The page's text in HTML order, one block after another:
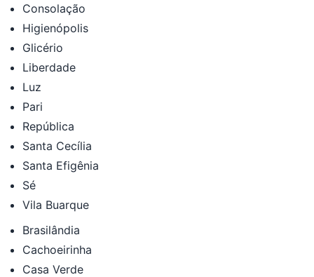
Consolação
Higienópolis
Glicério
Liberdade
Luz
Pari
República
Santa Cecília
Santa Efigênia
Sé
Vila Buarque
Brasilândia
Cachoeirinha
Casa Verde